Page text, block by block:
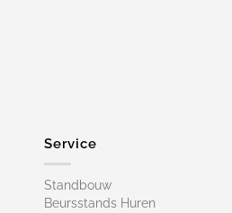
Service
Standbouw
Beursstands Huren